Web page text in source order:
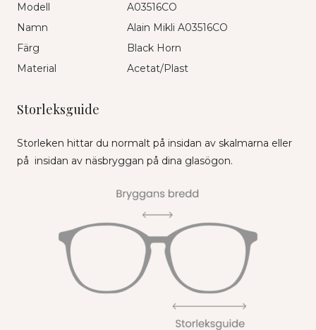
Modell
A03516CO
Namn
Alain Mikli A03516CO
Färg
Black Horn
Material
Acetat/Plast
Storleksguide
Storleken hittar du normalt på insidan av skalmarna eller
på insidan av näsbryggan på dina glasögon.